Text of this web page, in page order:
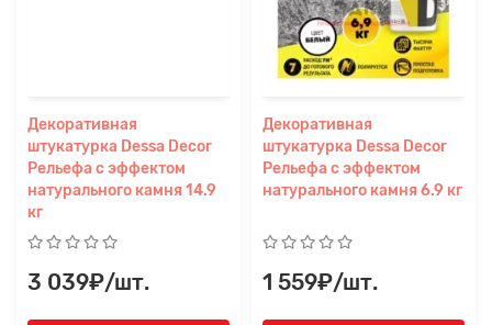
Декоративная
штукатурка Dessa Decor
Рельефа с эффектом
натурального камня 14.9
кг
3 039₽/шт.
Декоративная
штукатурка Dessa Decor
Рельефа с эффектом
натурального камня 6.9 кг
1 559₽/шт.
×